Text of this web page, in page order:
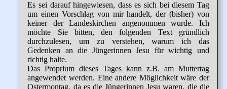
Es sei darauf hingewiesen, dass es sich bei diesem Tag
um einen Vorschlag von mir handelt, der (bisher) von
keiner der Landeskirchen angenommen wurde. Ich
möchte Sie bitten, den folgenden Text gründlich
durchzulesen, um zu verstehen, warum ich das
Gedenken an die Jüngerinnen Jesu für wichtig und
richtig halte.
Das Proprium dieses Tages kann z.B. am Muttertag
angewendet werden. Eine andere Möglichkeit wäre der
Ostermontag, da es die Jüngerinnen Jesu waren, die die